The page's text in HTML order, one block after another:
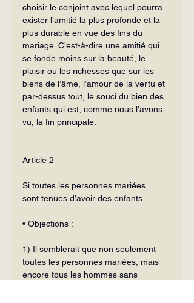
choisir le conjoint avec lequel pourra
exister l’amitié la plus profonde et la
plus durable en vue des fins du
mariage. C’est-à-dire une amitié qui
se fonde moins sur la beauté, le
plaisir ou les richesses que sur les
biens de l’âme, l’amour de la vertu et
par-dessus tout, le souci du bien des
enfants qui est, comme nous l’avons
vu, la fin principale.
Article 2
Si toutes les personnes mariées
sont tenues d’avoir des enfants
• Objections :
1) Il semblerait que non seulement
toutes les personnes mariées, mais
en­core tous les hommes sans